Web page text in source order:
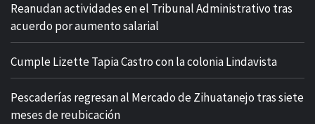
Reanudan actividades en el Tribunal Administrativo tras
acuerdo por aumento salarial
Cumple Lizette Tapia Castro con la colonia Lindavista
Pescaderías regresan al Mercado de Zihuatanejo tras siete
meses de reubicación